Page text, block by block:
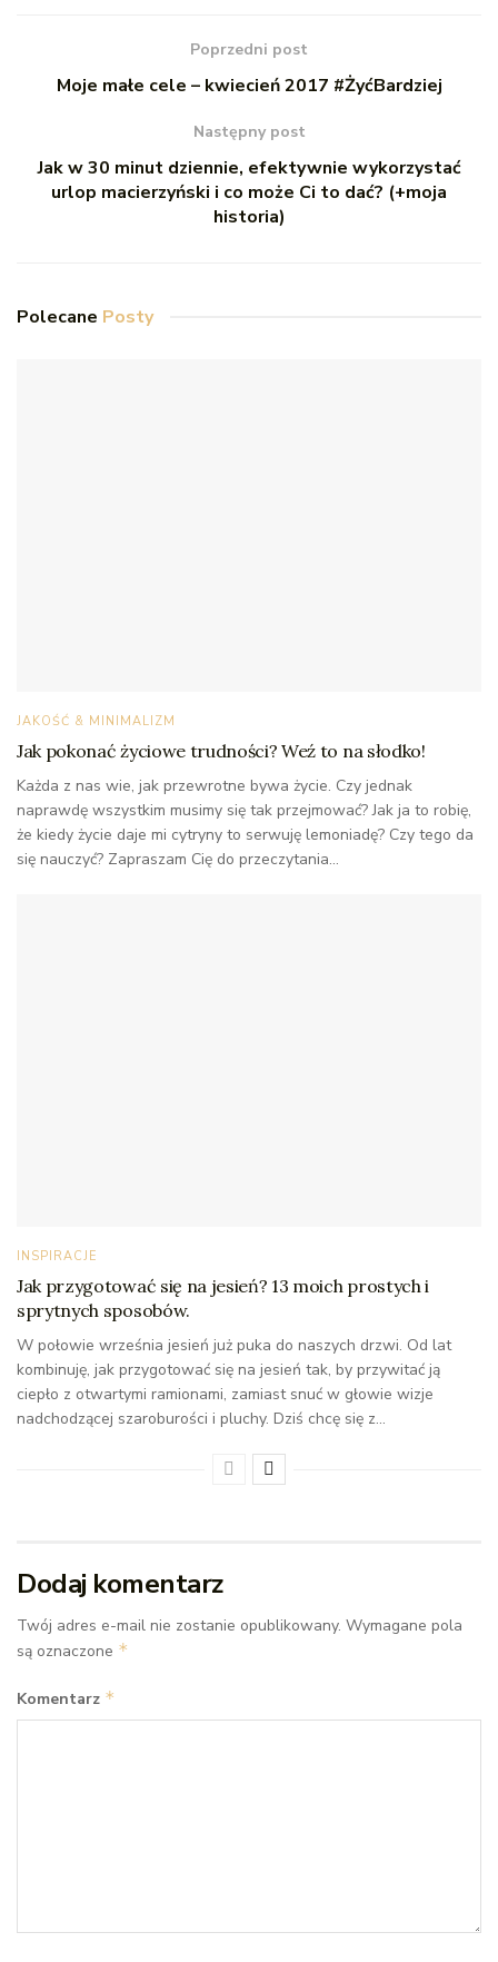
Poprzedni post
Moje małe cele – kwiecień 2017 #ŻyćBardziej
Następny post
Jak w 30 minut dziennie, efektywnie wykorzystać
urlop macierzyński i co może Ci to dać? (+moja
historia)
Polecane Posty
JAKOŚĆ & MINIMALIZM
Jak pokonać życiowe trudności? Weź to na słodko!
Każda z nas wie, jak przewrotne bywa życie. Czy jednak
naprawdę wszystkim musimy się tak przejmować? Jak ja to robię,
że kiedy życie daje mi cytryny to serwuję lemoniadę? Czy tego da
się nauczyć? Zapraszam Cię do przeczytania...
INSPIRACJE
Jak przygotować się na jesień? 13 moich prostych i
sprytnych sposobów.
W połowie września jesień już puka do naszych drzwi. Od lat
kombinuję, jak przygotować się na jesień tak, by przywitać ją
ciepło z otwartymi ramionami, zamiast snuć w głowie wizje
nadchodzącej szaroburości i pluchy. Dziś chcę się z...
Dodaj komentarz
Twój adres e-mail nie zostanie opublikowany. Wymagane pola
są oznaczone *
Komentarz *